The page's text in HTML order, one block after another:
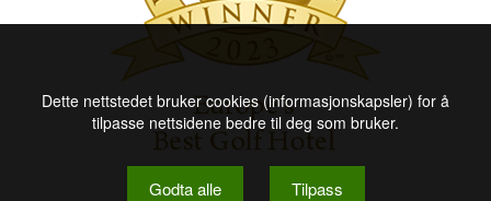
Dette nettstedet bruker cookies (informasjonskapsler) for å
tilpasse nettsidene bedre til deg som bruker.
Godta alle Tilpass